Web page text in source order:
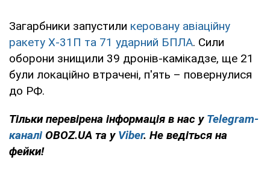
Загарбники запустили керовану авіаційну
ракету Х-31П та 71 ударний БПЛА. Сили
оборони знищили 39 дронів-камікадзе, ще 21
були локаційно втрачені, п'ять – повернулися
до РФ.
Тільки перевірена інформація в нас у Telegram-
каналі OBOZ.UA та у Viber. Не ведіться на
фейки!